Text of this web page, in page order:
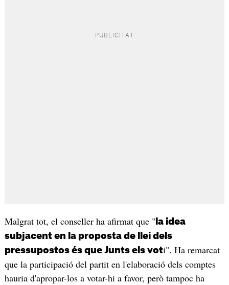
Malgrat tot, el conseller ha afirmat que " la idea
subjacent en la proposta de llei dels
pressupostos és que Junts els voti". Ha remarcat
que la participació del partit en l'elaboració dels comptes
hauria d'apropar-los a votar-hi a favor, però tampoc ha